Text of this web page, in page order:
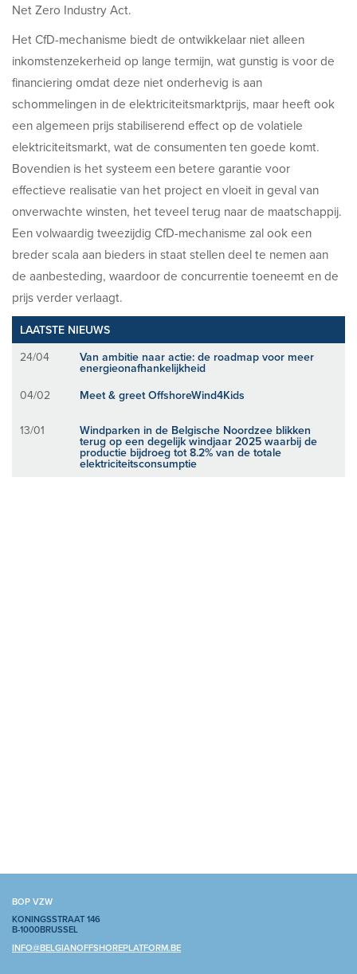
Net Zero Industry Act.
Het CfD-mechanisme biedt de ontwikkelaar niet alleen
inkomstenzekerheid op lange termijn, wat gunstig is voor de
financiering omdat deze niet onderhevig is aan
schommelingen in de elektriciteitsmarktprijs, maar heeft ook
een algemeen prijs stabiliserend effect op de volatiele
elektriciteitsmarkt, wat de consumenten ten goede komt.
Bovendien is het systeem een betere garantie voor
effectieve realisatie van het project en vloeit in geval van
onverwachte winsten, het teveel terug naar de maatschappij.
Een volwaardig tweezijdig CfD-mechanisme zal ook een
breder scala aan bieders in staat stellen deel te nemen aan
de aanbesteding, waardoor de concurrentie toeneemt en de
prijs verder verlaagt.
LAATSTE NIEUWS
24/04
Van ambitie naar actie: de roadmap voor meer
energieonafhankelijkheid
04/02
Meet & greet OffshoreWind4Kids
13/01 Windparken in de Belgische Noordzee blikken
terug op een degelijk windjaar 2025 waarbij de
productie bijdroeg tot 8.2% van de totale
elektriciteitsconsumptie
BOP VZW
KONINGSSTRAAT 146
B-1000BRUSSEL
INFO@BELGIANOFFSHOREPLATFORM.BE